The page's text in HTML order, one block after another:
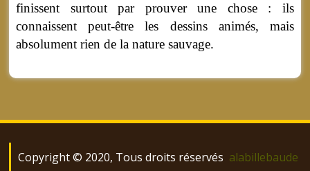
finissent surtout par prouver une chose : ils
connaissent peut-être les dessins animés, mais
absolument rien de la nature sauvage.
Copyright © 2020, Tous droits réservés alabillebaude